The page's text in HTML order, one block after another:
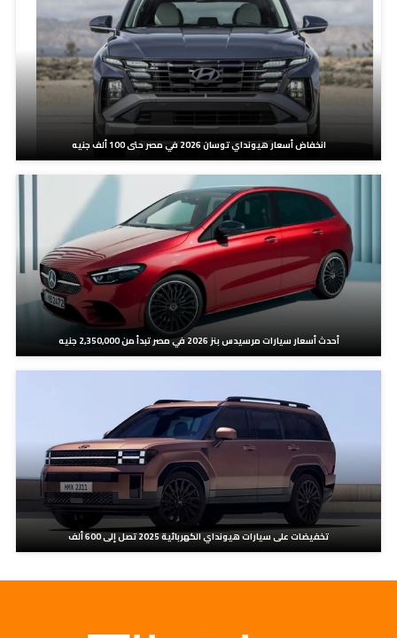
انخفاض أسعار هيونداي توسان 2026 في مصر حتى 100 ألف جنيه
أحدث أسعار سيارات مرسيدس بنز 2026 في مصر تبدأ من 2,350,000 جنيه
تخفيضات على سيارات هيونداي الكهربائية 2025 تصل إلى 600 ألف